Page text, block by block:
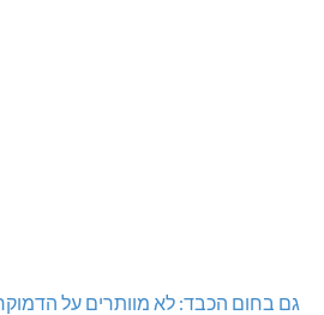
גם בחום הכבד: לא מוותרים על